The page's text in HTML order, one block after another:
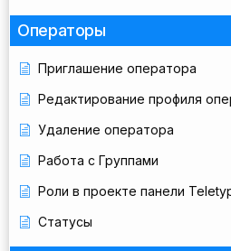
Операторы
Приглашение оператора
Редактирование профиля
Удаление оператора
Работа с Группами
Роли в проекте панели
Статусы